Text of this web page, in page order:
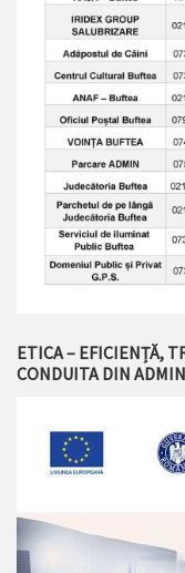
ETICA – EFICIENȚĂ,
CONDUITA DIN